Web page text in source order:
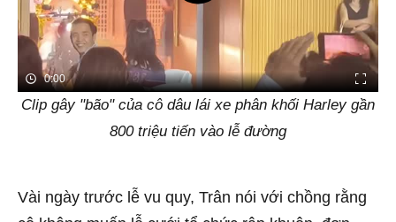
0:00
Clip gây "bão" của cô dâu lái xe phân khối Harley gần
800 triệu tiến vào lễ đường
Vài ngày trước lễ vu quy, Trân nói với chồng rằng